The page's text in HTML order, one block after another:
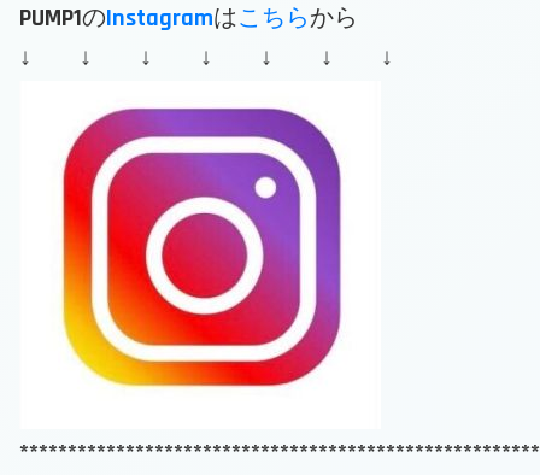
PUMP1のInstagramはこちらから
↓ ↓ ↓ ↓ ↓ ↓ ↓